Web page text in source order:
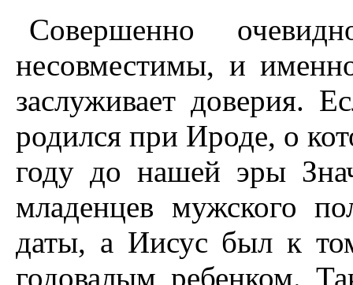
Совершенно
несовместимы, и
заслуживает доверия.
родился при Ироде, о
году до нашей эры
младенцев мужского
даты, а Иисус был к
годовалым ребенком.